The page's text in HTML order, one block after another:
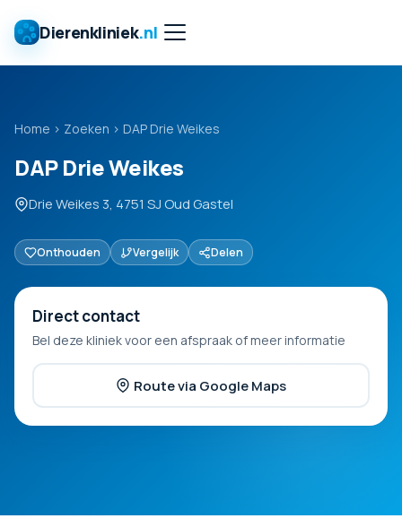
Dierenkliniek.nl
Home › Zoeken › DAP Drie Weikes
DAP Drie Weikes
Drie Weikes 3, 4751 SJ Oud Gastel
Onthouden Vergelijk Delen
Direct contact
Bel deze kliniek voor een afspraak of meer informatie
Route via Google Maps